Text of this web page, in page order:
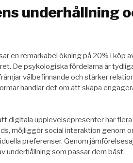
underhållning
en remarkabel ökning på 20% i köp
De psykologiska fördelarna är
välbefinnande och stärker
handlar det om att skapa
digitala upplevelsepresenter har
möjliggör social interaktion genom
preferenser. Genom
underhållning som passar dem bäst.